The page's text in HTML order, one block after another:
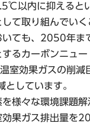
以内に抑えると
て取り組んでいく
いても、2050年ま
るカーボンニュー
室効果ガスの削
としています。
様々な環境課題
効果ガス排出量を